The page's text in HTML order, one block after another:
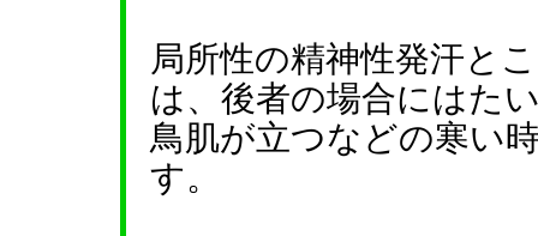
局所性の精神性発汗と
は、後者の場合にはた
鳥肌が立つなどの寒い
す。